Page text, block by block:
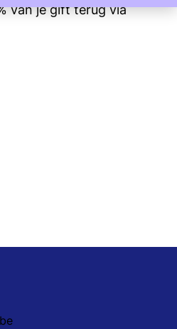
van je gift terug via